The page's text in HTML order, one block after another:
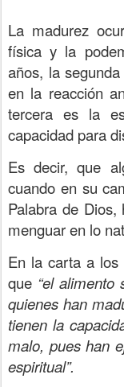
La madurez
física y la
años, la
en la reacción
tercera es la
capacidad para
Es decir, que
cuando en su
Palabra de
menguar en lo
En la carta a los
que “el alimento
quienes han
tienen la
malo, pues han
espiritual”.